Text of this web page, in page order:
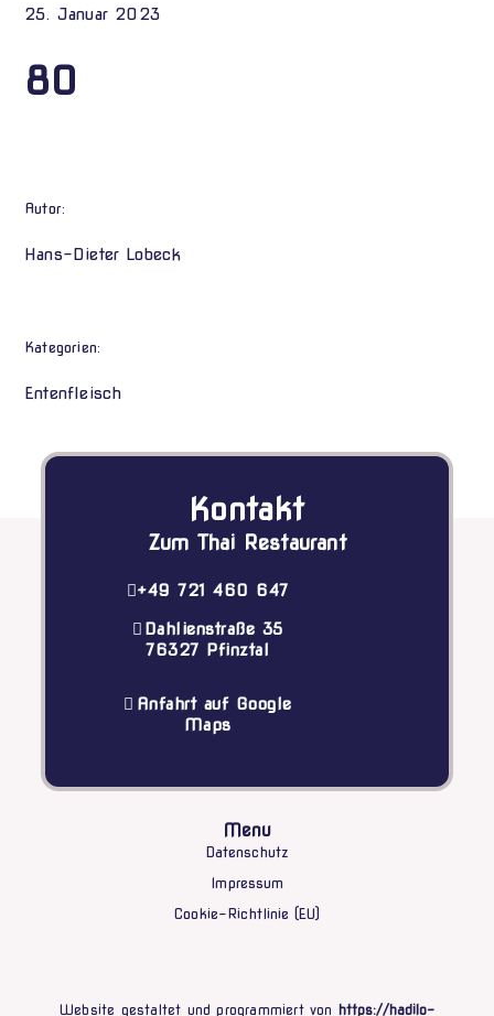
25. Januar 2023
80
Autor:
Hans-Dieter Lobeck
Kategorien:
Entenfleisch
Kontakt
Zum Thai Restaurant
+49 721 460 647
Dahlienstraße 35
76327 Pfinztal
Anfahrt auf Google
Maps
Menu
Datenschutz
Impressum
Cookie-Richtlinie (EU)
Website gestaltet und programmiert von https://hadilo-